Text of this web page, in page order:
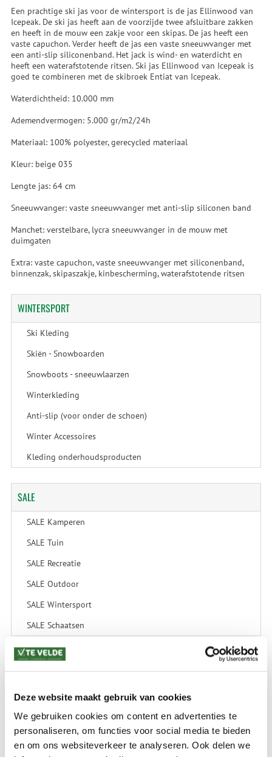
Deze website maakt gebruik van cookies
We gebruiken cookies om content en advertenties te
personaliseren, om functies voor social media te bieden
en om ons websiteverkeer te analyseren. Ook delen we
Een prachtige ski jas voor de wintersport is de jas Ellinwood van
Icepeak. De ski jas heeft aan de voorzijde twee afsluitbare zakken
en heeft in de mouw een zakje voor een skipas. De jas heeft een
vaste capuchon. Verder heeft de jas een vaste sneeuwvanger met
een anti-slip siliconenband. Het jack is wind- en waterdicht en
heeft een waterafstotende ritsen. Ski jas Ellinwood van Icepeak is
goed te combineren met de skibroek Entiat van Icepeak.
Waterdichtheid: 10.000 mm
Ademendvermogen: 5.000 gr/m2/24h
Materiaal: 100% polyester, gerecycled materiaal
Kleur: beige 035
Lengte jas: 64 cm
Sneeuwvanger: vaste sneeuwvanger met anti-slip siliconen band
Manchet: verstelbare, lycra sneeuwvanger in de mouw met
duimgaten
Extra: vaste capuchon, vaste sneeuwvanger met siliconenband,
binnenzak, skipaszakje, kinbescherming, waterafstotende ritsen
WINTERSPORT
Ski Kleding
Skiën - Snowboarden
Snowboots - sneeuwlaarzen
Winterkleding
Anti-slip (voor onder de schoen)
Winter Accessoires
Kleding onderhoudsproducten
SALE
SALE Kamperen
SALE Tuin
SALE Recreatie
SALE Outdoor
SALE Wintersport
SALE Schaatsen
(bij verzending via Pakketdienst tot 10 kg)*
Levertijd: 2-4 werkdagen
*) Voor grotere pakketverzendingen en bijzondere (buitenland) bestemmingen kunnen
afwijkende tarieven en levertermijnen gelden. Deze staan vermeld bij de artikelen.